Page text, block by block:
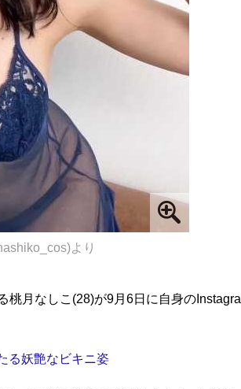
より
桃月なしこ(28)が9月6日に自身の
る妖艶なビキニ姿